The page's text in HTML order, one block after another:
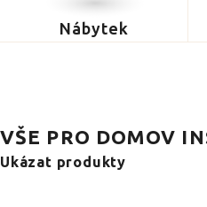
Nábytek
VŠE PRO DOMOV
Ukázat produkty